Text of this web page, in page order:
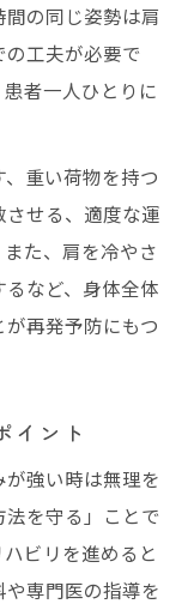
の同じ姿勢は肩
工夫が必要で
者一人ひとりに
重い荷物を持つ
せる、適度な運
た、肩を冷やさ
など、身体全体
再発予防にもつ
イント
強い時は無理を
を守る」ことで
ビリを進めると
専門医の指導を